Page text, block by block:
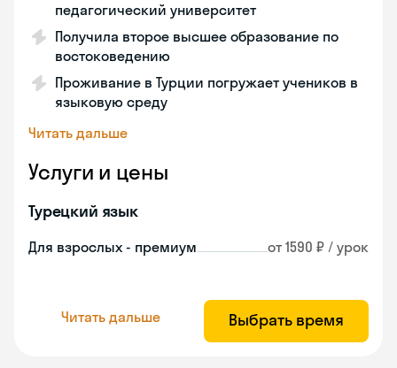
педагогический университет
Получила второе высшее образование по
востоковедению
Проживание в Турции погружает учеников в
языковую среду
Читать дальше
Услуги и цены
Турецкий язык
Для взрослых - премиум от 1590 ₽ / урок
Читать дальше Выбрать время